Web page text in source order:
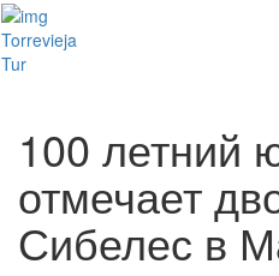
Torrevieja
Tur
100 летний
отмечает
Сибелес в